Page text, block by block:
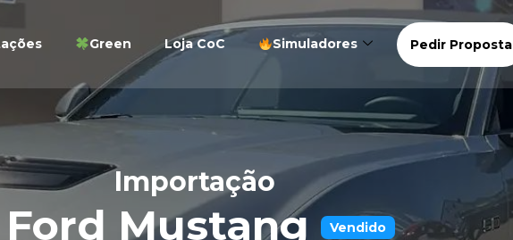
Green Loja CoC Simuladores Pedir Proposta
Importação
Ford Mustang Vendido